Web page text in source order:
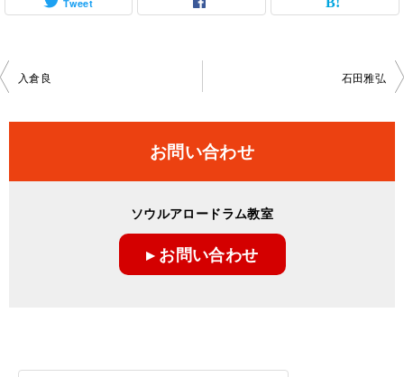
Tweet
投
ビ
入倉良 石田雅弘
お問い合わせ
ソウルアロードラム教室
▸ お問い合わせ